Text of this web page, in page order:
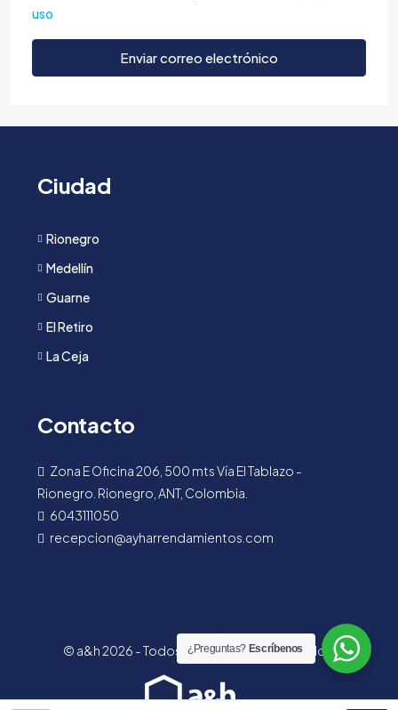
uso
Enviar correo electrónico
Ciudad
Rionegro
Medellín
Guarne
El Retiro
La Ceja
Contacto
Zona E Oficina 206, 500 mts Vía El Tablazo -
Rionegro. Rionegro, ANT, Colombia.
6043111050
recepcion@ayharrendamientos.com
© a&h 2026 - Todos los derechos reservados.
¿Preguntas? Escríbenos